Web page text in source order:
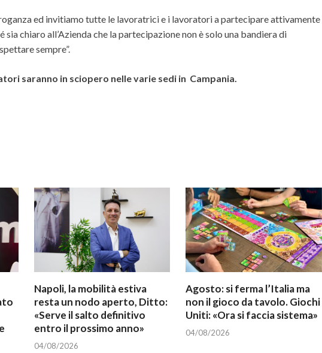
ed invitiamo tutte le lavoratrici e i lavoratori a partecipare attivamente
sia chiaro all’Azienda che la partecipazione non è solo una bandiera di
sempre”.
saranno in sciopero nelle varie sedi in Campania.
Napoli, la mobilità estiva
resta un nodo aperto, Ditto:
«Serve il salto definitivo
entro il prossimo anno»
04/08/2026
Agosto: si ferma l’Italia ma
non il gioco da tavolo. Giochi
Uniti: «Ora si faccia sistema»
04/08/2026